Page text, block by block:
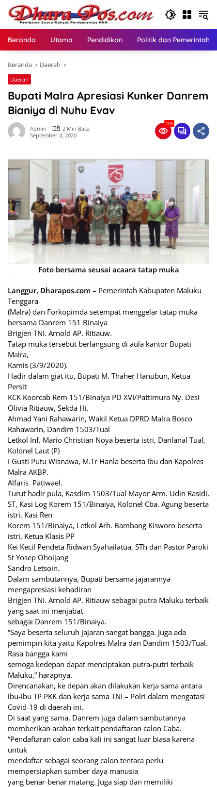
Langsung
konten
Beranda Utama Pendidikan Politik dan
Beranda Daerah
Daerah
Bupati Malra Apresiasi Kunker Danrem
Bianiya di Nuhu Evav
Admin
2 Min Baca
September 4, 2020
105
Foto bersama seusai acaara tatap muka
Langgur, Dharapos.com – Pemerintah Kabupaten Maluku
Tenggara
(Malra) dan Forkopimda setempat menggelar tatap muka
bersama Danrem 151 Binaiya
Brigjen TNI. Arnold AP. Ritiauw.
Tatap muka tersebut berlangsung di aula kantor Bupati
Malra,
Kamis (3/9/2020).
Hadir dalam giat itu, Bupati M. Thaher Hanubun, Ketua
Persit
KCK Koorcab Rem 151/Binaiya PD XVI/Pattimura Ny. Desi
Olivia Ritiauw, Sekda Hi.
Ahmad Yani Rahawarin, Wakil Ketua DPRD Malra Bosco
Rahawarin, Dandim 1503/Tual
Letkol Inf. Mario Christian Noya beserta istri, Danlanal Tual,
Kolonel Laut (P)
I Gusti Putu Wisnawa, M.Tr Hanla beserta Ibu dan Kapolres
Malra AKBP.
Alfaris Patiwael.
Turut hadir pula, Kasdim 1503/Tual Mayor Arm. Udin Rasidi,
ST, Kasi Log Korem 151/Binaiya, Kolonel Cba. Agung beserta
istri, Kasi Ren
Korem 151/Binaiya, Letkol Arh. Bambang Kisworo beserta
istri, Ketua Klasis PP
Kei Kecil Pendeta Ridwan Syahailatua, STh dan Pastor Paroki
St Yosep Ohoijang
Sandro Letsoin.
Dalam sambutannya, Bupati bersama jajarannya
mengapresiasi kehadiran
Brigjen TNI. Arnold AP. Ritiauw sebagai putra Maluku terbaik
yang saat ini menjabat
sebagai Danrem 151/Binaiya.
“Saya beserta seluruh jajaran sangat bangga. Juga ada
pemimpin kita yaitu Kapolres Malra dan Dandim 1503/Tual.
Rasa bangga kami
semoga kedepan dapat menciptakan putra-putri terbaik
Maluku,” harapnya.
Direncanakan, ke depan akan dilakukan kerja sama antara
ibu-ibu TP PKK dan kerja sama TNI – Polri dalam mengatasi
Covid-19 di daerah ini.
Di saat yang sama, Danrem juga dalam sambutannya
memberikan arahan terkait pendaftaran calon Caba.
“Pendaftaran calon caba kali ini sangat luar biasa karena
untuk
mendaftar sebagai seorang calon tentara perlu
mempersiapkan sumber daya manusia
yang benar-benar matang. Juga siap dan memiliki